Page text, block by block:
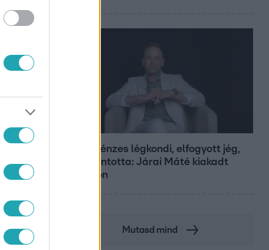
Pluszpénzes légkondi, elfogyott jég,
zöld rántotta: Járai Máté kiakadt
Siófokon
Mutasd mind